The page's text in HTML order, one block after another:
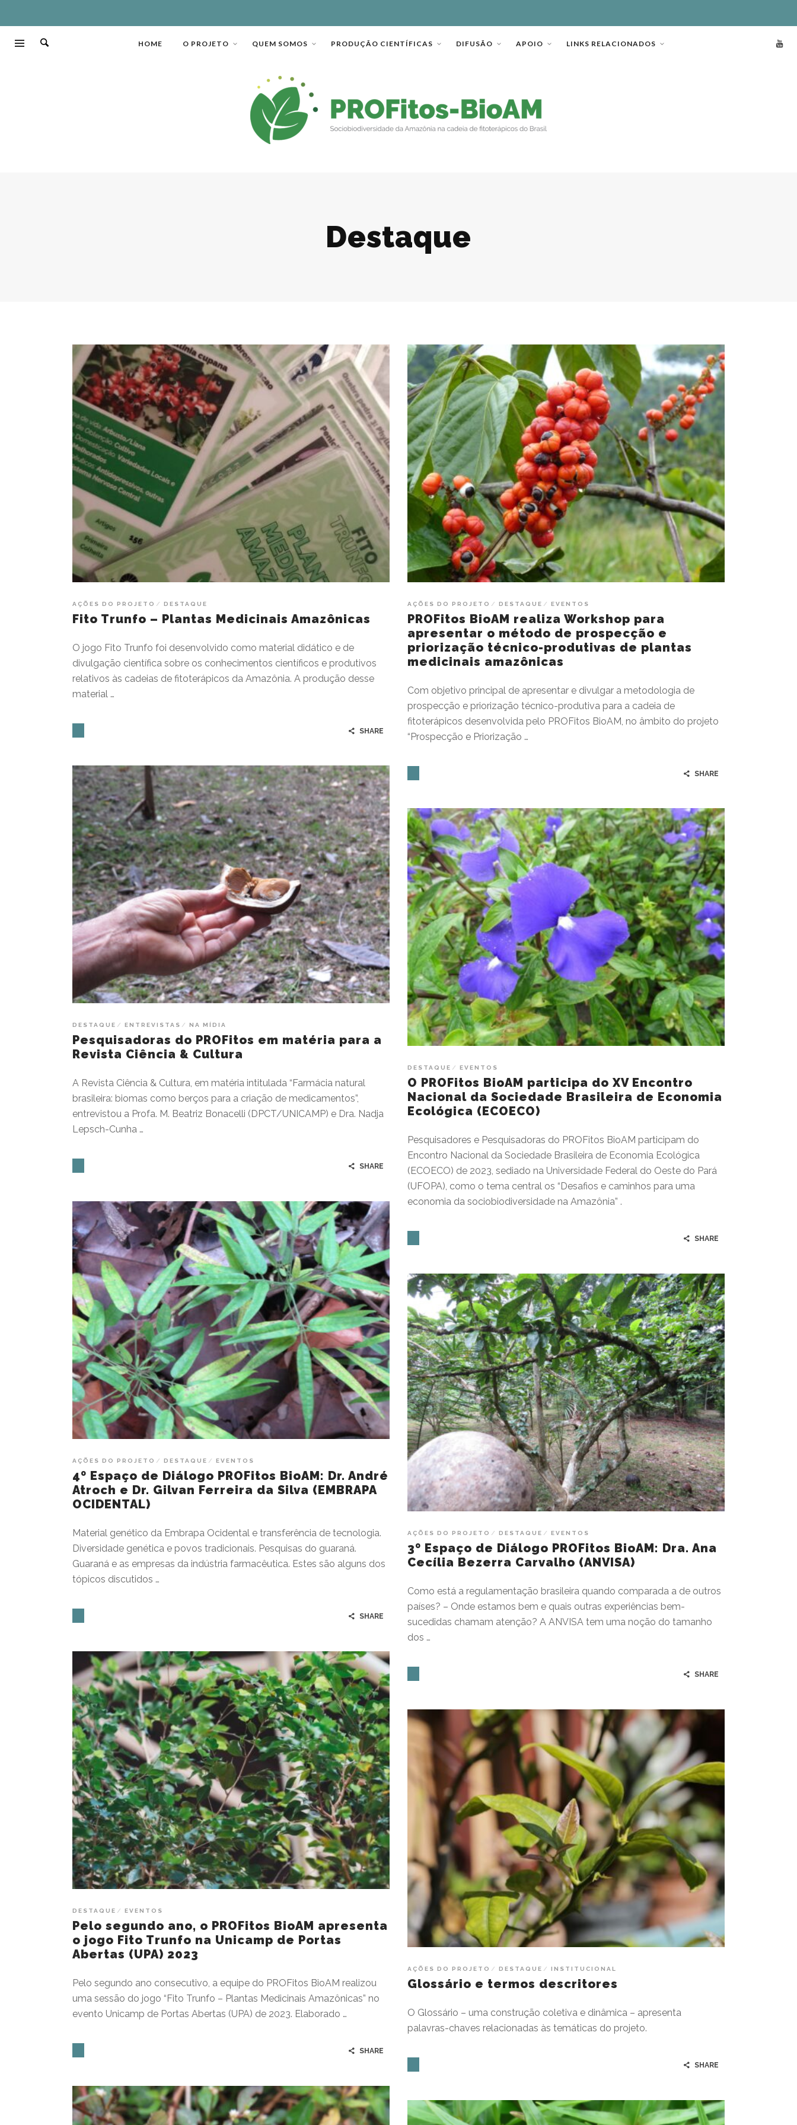
HOME O PROJETO QUEM SOMOS PRODUÇÃO CIENTÍFICAS DIFUSÃO APOIO LINKS RELACIONADOS
Destaque
AÇÕES DO PROJETO DESTAQUE
Fito Trunfo – Plantas Medicinais Amazônicas
O jogo Fito Trunfo foi desenvolvido como material didático e de
divulgação científica sobre os conhecimentos científicos e produtivos
relativos às cadeias de fitoterápicos da Amazônia. A produção desse
material …
SHARE
AÇÕES DO PROJETO DESTAQUE EVENTOS
PROFitos BioAM realiza Workshop para
apresentar o método de prospecção e
priorização técnico-produtivas de plantas
medicinais amazônicas
Com objetivo principal de apresentar e divulgar a metodologia de
prospecção e priorização técnico-produtiva para a cadeia de
fitoterápicos desenvolvida pelo PROFitos BioAM, no âmbito do projeto
“Prospecção e Priorização …
SHARE
DESTAQUE ENTREVISTAS NA MÍDIA
Pesquisadoras do PROFitos em matéria para a
Revista Ciência & Cultura
A Revista Ciência & Cultura, em matéria intitulada “Farmácia natural
brasileira: biomas como berços para a criação de medicamentos”,
entrevistou a Profa. M. Beatriz Bonacelli (DPCT/UNICAMP) e Dra. Nadja
Lepsch-Cunha …
SHARE
DESTAQUE EVENTOS
O PROFitos BioAM participa do XV Encontro
Nacional da Sociedade Brasileira de Economia
Ecológica (ECOECO)
Pesquisadores e Pesquisadoras do PROFitos BioAM participam do
Encontro Nacional da Sociedade Brasileira de Economia Ecológica
(ECOECO) de 2023, sediado na Universidade Federal do Oeste do Pará
(UFOPA), como o tema central os “Desafios e caminhos para uma
economia da sociobiodiversidade na Amazônia” .
SHARE
AÇÕES DO PROJETO DESTAQUE EVENTOS
4º Espaço de Diálogo PROFitos BioAM: Dr. André
Atroch e Dr. Gilvan Ferreira da Silva (EMBRAPA
OCIDENTAL)
Material genético da Embrapa Ocidental e transferência de tecnologia.
Diversidade genética e povos tradicionais. Pesquisas do guaraná.
Guaraná e as empresas da indústria farmacêutica. Estes são alguns dos
tópicos discutidos …
SHARE
AÇÕES DO PROJETO DESTAQUE EVENTOS
3º Espaço de Diálogo PROFitos BioAM: Dra. Ana
Cecília Bezerra Carvalho (ANVISA)
Como está a regulamentação brasileira quando comparada a de outros
países? – Onde estamos bem e quais outras experiências bem-
sucedidas chamam atenção? A ANVISA tem uma noção do tamanho
dos …
SHARE
DESTAQUE EVENTOS
Pelo segundo ano, o PROFitos BioAM apresenta
o jogo Fito Trunfo na Unicamp de Portas
Abertas (UPA) 2023
Pelo segundo ano consecutivo, a equipe do PROFitos BioAM realizou
uma sessão do jogo “Fito Trunfo – Plantas Medicinais Amazônicas” no
evento Unicamp de Portas Abertas (UPA) de 2023. Elaborado …
SHARE
AÇÕES DO PROJETO DESTAQUE INSTITUCIONAL
Glossário e termos descritores
O Glossário – uma construção coletiva e dinâmica – apresenta
palavras-chaves relacionadas às temáticas do projeto.
SHARE